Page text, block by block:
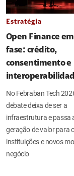
Estratégia
Open Finance
fase: crédito,
consentimento e
No Febraban Tech
debate deixa de ser a
infraestrutura e passa
geração de valor para
instituições e novos
negócio